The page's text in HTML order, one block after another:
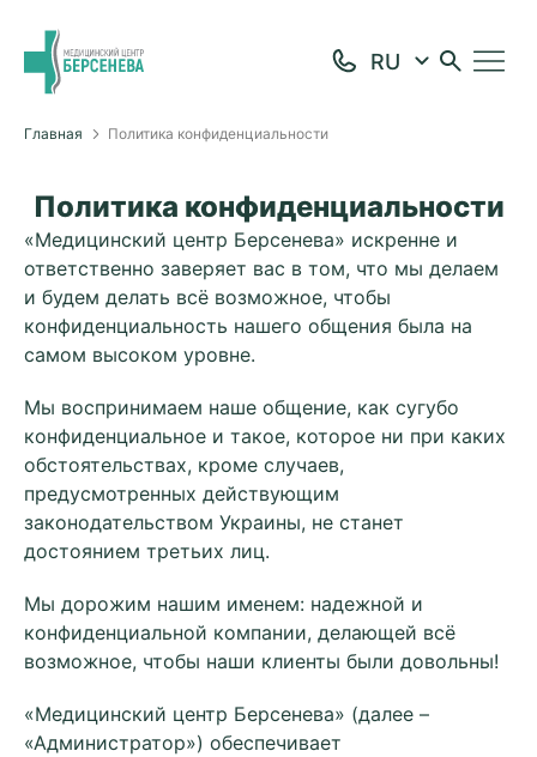
Главная Политика конфиденциальности
Политика конфиденциальности
«Медицинский центр Берсенева» искренне и
ответственно заверяет вас в том, что мы делаем
и будем делать всё возможное, чтобы
конфиденциальность нашего общения была на
самом высоком уровне.
Мы воспринимаем наше общение, как сугубо
конфиденциальное и такое, которое ни при каких
обстоятельствах, кроме случаев,
предусмотренных действующим
законодательством Украины, не станет
достоянием третьих лиц.
Мы дорожим нашим именем: надежной и
конфиденциальной компании, делающей всё
возможное, чтобы наши клиенты были довольны!
«Медицинский центр Берсенева» (далее –
«Администратор») обеспечивает